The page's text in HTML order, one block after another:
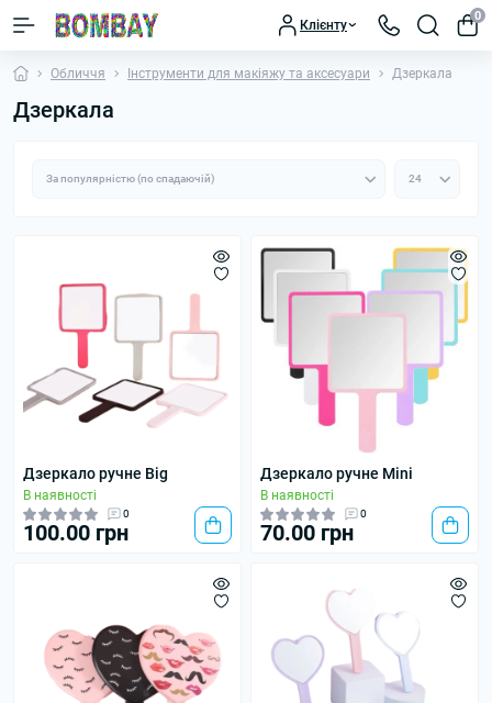
Клієнту
0
Обличчя Інструменти для макіяжу та аксесуари Дзеркала
Дзеркала
Дзеркало ручне Big
В наявності
0
100.00 грн
Дзеркало ручне Mini
В наявності
0
70.00 грн